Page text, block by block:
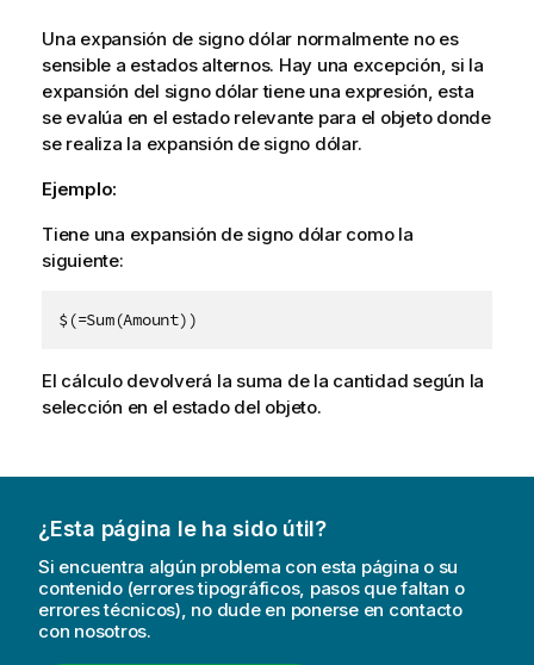
Una expansión de signo dólar normalmente no es
sensible a estados alternos. Hay una excepción, si la
expansión del signo dólar tiene una expresión, esta
se evalúa en el estado relevante para el objeto donde
se realiza la expansión de signo dólar.
Ejemplo:
Tiene una expansión de signo dólar como la
siguiente:
$(=Sum(Amount))
El cálculo devolverá la suma de la cantidad según la
selección en el estado del objeto.
¿Esta página le ha sido útil?
Si encuentra algún problema con esta página o su
contenido (errores tipográficos, pasos que faltan o
errores técnicos), no dude en ponerse en contacto
con nosotros.